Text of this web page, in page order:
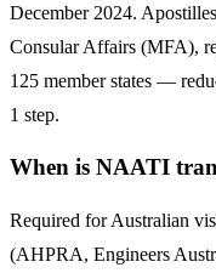
December 2024.
Consular Affairs (MFA),
125 member states —
1 step.
When is NAATI
Required for Australian
(AHPRA, Engineers